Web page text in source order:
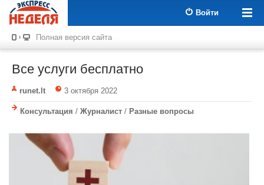
Войти
Полная версия сайта
Все услуги бесплатно
runet.lt 3 октября 2022
Консультация / Журналист / Разные вопросы